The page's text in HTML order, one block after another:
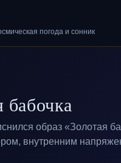
погода и сонник
бабочка
образ «Золотая
внутренним